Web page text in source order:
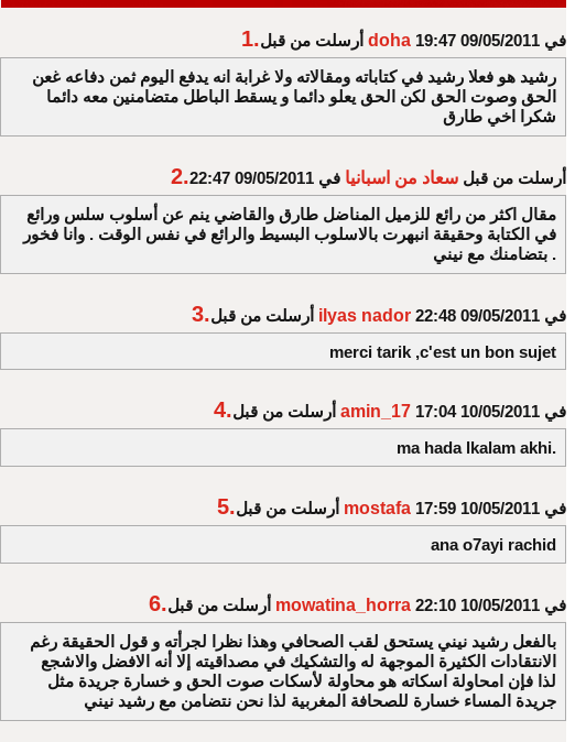
1. doha
في 09/05/2011 19:47
رشيد هو فعلا رشيد في كتاباته ومقالاته ولا غرابة انه يدفع اليوم ثمن دفاعه غعن
الحق وصوت الحق لكن الحق يعلو دائما و يسقط الباطل متضامنين معه دائما
شكرا اخي طارق
2. أرسلت من قبل سعاد من اسبانيا في 09/05/2011 22:47
مقال اكثر من رائع للزميل المناضل طارق والقاضي ينم عن أسلوب سلس ورائع
في الكتابة وحقيقة انبهرت بالاسلوب البسيط والرائع في نفس الوقت . وانا فخور
بتضامنك مع نيني .
3. ilyas nador
في 09/05/2011 22:48
merci tarik ,c'est un bon sujet
4. amin_17
في 10/05/2011 17:04
ma hada lkalam akhi.
5. mostafa
في 10/05/2011 17:59
ana o7ayi rachid
6. mowatina_horra
في 10/05/2011 22:10
بالفعل رشيد نيني يستحق لقب الصحافي وهذا نظرا لجرأته و قول الحقيقة رغم
الانتقادات الكثيرة الموجهة له والتشكيك في مصداقيته إلا أنه الافضل والاشجع
لذا فإن امحاولة اسكاته هو محاولة لأسكات صوت الحق و خسارة جريدة مثل
جريدة المساء خسارة للصحافة المغربية لذا نحن نتضامن مع رشيد نيني